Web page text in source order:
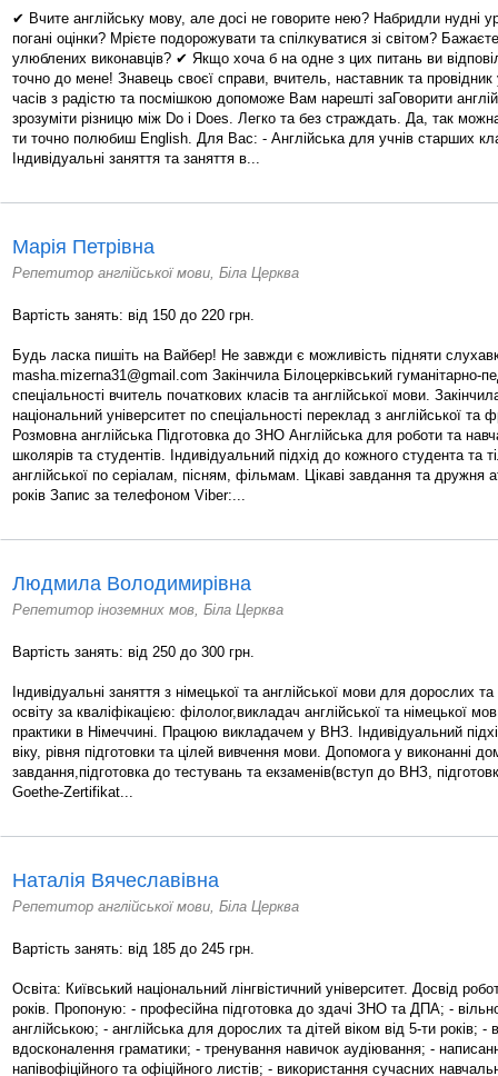
✔ Вчите англійську мову, але досі не говорите нею? Набридли нудні
погані оцінки? Мрієте подорожувати та спілкуватися зі світом? Бажаєте
улюблених виконавців? ✔ Якщо хоча б на одне з цих питань ви
точно до мене! Знавець своєї справи, вчитель, наставник та провідник
часів з радістю та посмішкою допоможе Вам нарешті заГоворити
зрозуміти різницю між Do і Does. Легко та без страждать. Да, так
ти точно полюбиш English. Для Вас: - Англійська для учнів старших
Індивідуальні заняття та заняття в...
Марія Петрівна
Репетитор англійської мови, Біла Церква
Вартість занять: від 150 до 220 грн.
Будь ласка пишіть на Вайбер! Не завжди є можливість підняти
masha.mizerna31@gmail.com Закінчила Білоцерківський гуманітарно-
спеціальності вчитель початкових класів та англійської мови.
національний університет по спеціальності переклад з англійської та
Розмовна англійська Підготовка до ЗНО Англійська для роботи та
школярів та студентів. Індивідуальний підхід до кожного студента та
англійської по серіалам, пісням, фільмам. Цікаві завдання та
років Запис за телефоном Viber:...
Людмила Володимирівна
Репетитор іноземних мов, Біла Церква
Вартість занять: від 250 до 300 грн.
Індивідуальні заняття з німецької та англійської мови для дорослих
освіту за кваліфікацією: філолог,викладач англійської та німецької
практики в Німеччині. Працюю викладачем у ВНЗ. Індивідуальний
віку, рівня підготовки та цілей вивчення мови. Допомога у виконанні
завдання,підготовка до тестувань та екзаменів(вступ до ВНЗ,
Goethe-Zertifikat...
Наталія Вячеславівна
Репетитор англійської мови, Біла Церква
Вартість занять: від 185 до 245 грн.
Освіта: Київський національний лінгвістичний університет. Досвід
років. Пропоную: - професійна підготовка до здачі ЗНО та ДПА; -
англійською; - англійська для дорослих та дітей віком від 5-ти років; -
вдосконалення граматики; - тренування навичок аудіювання; -
напівофіційного та офіційного листів; - використання сучасних